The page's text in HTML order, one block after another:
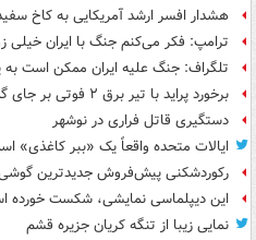
هشدار افسر ارشد آمریکایی به کاخ
ترامپ: فکر می‌کنم جنگ با ایران خیلی
تلگراف: جنگ علیه ایران ممکن است به
برخورد پراید با تیر برق ۲ فوتی بر جای گذاشت
دستگیری قاتل فراری در نوشهر
ایالات متحده واقعاً یک «ببر کاغذی»
رکوردشکنی پیش‌فروش جدیدترین
این دیپلماسی نمایشی، شکست خورده
نمایی زیبا از تنگه کریان جزیره قشم